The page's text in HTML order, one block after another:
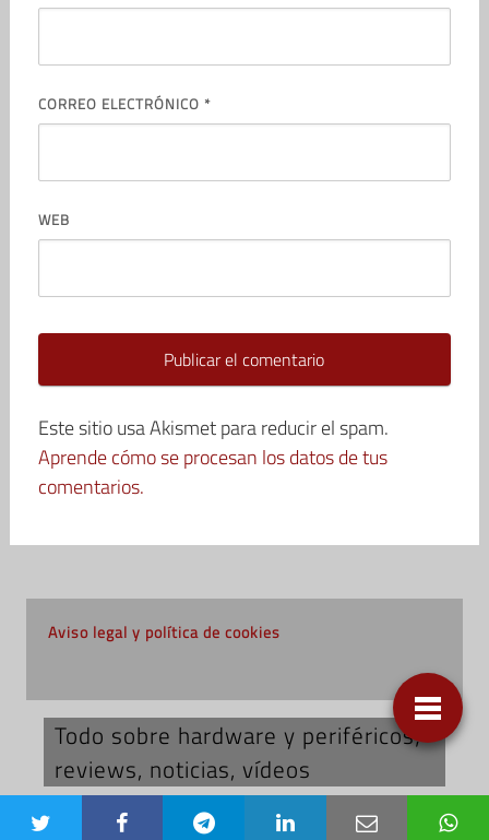
CORREO ELECTRÓNICO *
WEB
Este sitio usa Akismet para reducir el spam.
Aprende cómo se procesan los datos de tus
comentarios.
Aviso legal y política de cookies
Todo sobre hardware y periféricos;
reviews, noticias, vídeos